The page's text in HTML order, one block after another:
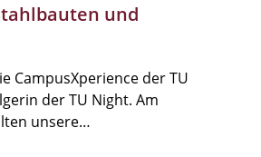
und
CampusXperience der TU
der TU Night. Am
unsere…